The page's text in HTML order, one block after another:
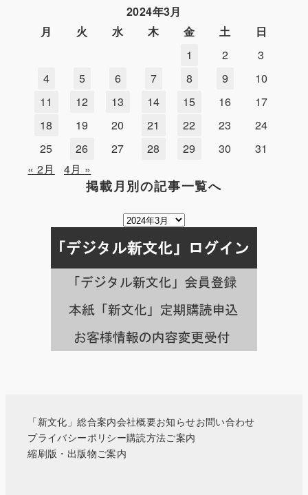
2024年3月
月
火 水 木 金 土
日
1
2
3
4
5 6 7 8 9
10
11
12 13 14 15 16
17
18
19 20 21 22 23
24
25
26 27 28 29 30
31
« 2月
4月 »
掲載月別の記事一覧へ
掲
月
別
の
事
一
覧
「新文化」総合案内会社概要お知らせお問い合わせ
プライバシーポリシー購読方法ご案内
縮刷版・出版物ご案内